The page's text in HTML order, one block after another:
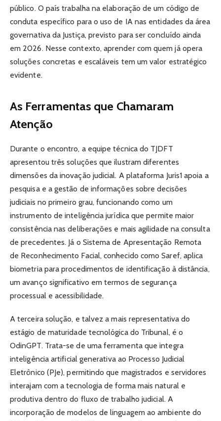
público. O país trabalha na elaboração de um código de
conduta específico para o uso de IA nas entidades da área
governativa da Justiça, previsto para ser concluído ainda
em 2026. Nesse contexto, aprender com quem já opera
soluções concretas e escaláveis tem um valor estratégico
evidente.
As Ferramentas que Chamaram
Atenção
Durante o encontro, a equipe técnica do TJDFT
apresentou três soluções que ilustram diferentes
dimensões da inovação judicial. A plataforma Juris1 apoia a
pesquisa e a gestão de informações sobre decisões
judiciais no primeiro grau, funcionando como um
instrumento de inteligência jurídica que permite maior
consistência nas deliberações e mais agilidade na consulta
de precedentes. Já o Sistema de Apresentação Remota
de Reconhecimento Facial, conhecido como Saref, aplica
biometria para procedimentos de identificação à distância,
um avanço significativo em termos de segurança
processual e acessibilidade.
A terceira solução, e talvez a mais representativa do
estágio de maturidade tecnológica do Tribunal, é o
OdinGPT. Trata-se de uma ferramenta que integra
inteligência artificial generativa ao Processo Judicial
Eletrônico (PJe), permitindo que magistrados e servidores
interajam com a tecnologia de forma mais natural e
produtiva dentro do fluxo de trabalho judicial. A
incorporação de modelos de linguagem ao ambiente do